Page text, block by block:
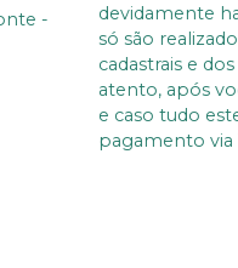
-
devidamente
só são
cadastrais e
atento, após
e caso tudo
pagamento via